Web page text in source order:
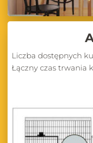
Liczba dostępnych
Łączny czas trwania